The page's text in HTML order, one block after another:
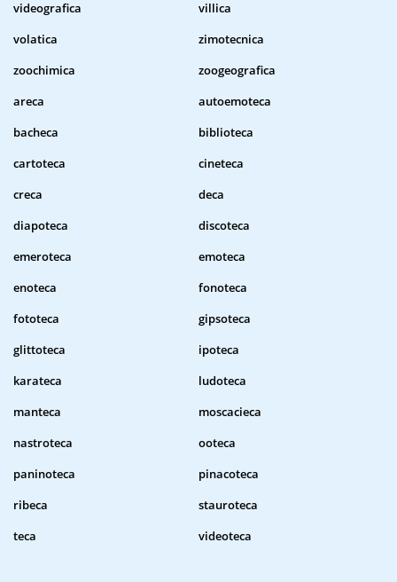
videografica
villica
volatica
zimotecnica
zoochimica
zoogeografica
areca
autoemoteca
bacheca
biblioteca
cartoteca
cineteca
creca
deca
diapoteca
discoteca
emeroteca
emoteca
enoteca
fonoteca
fototeca
gipsoteca
glittoteca
ipoteca
karateca
ludoteca
manteca
moscacieca
nastroteca
ooteca
paninoteca
pinacoteca
ribeca
stauroteca
teca
videoteca